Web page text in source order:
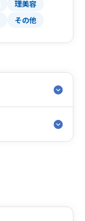
理美容
その他